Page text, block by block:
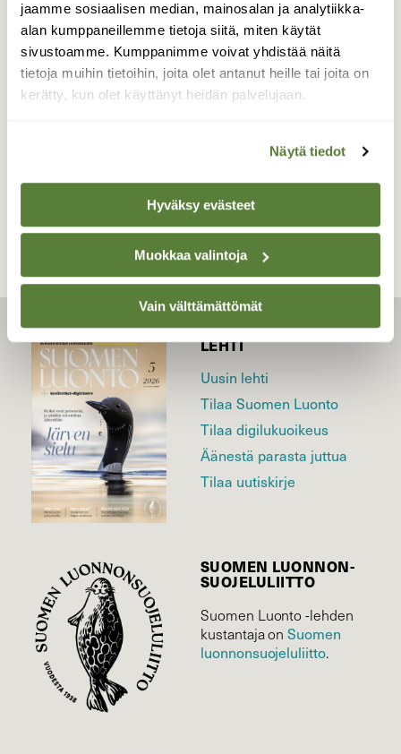
jaamme sosiaalisen median, mainosalan ja analytiikka-
alan kumppaneillemme tietoja siitä, miten käytät
sivustoamme. Kumppanimme voivat yhdistää näitä
tietoja muihin tietoihin, joita olet antanut heille tai joita on
kerätty, kun olet käyttänyt heidän palvelujaan.
Näytä tiedot
Hyväksy evästeet
Muokkaa valintoja
Vain välttämättömät
Vesipisarat aidalla
Vastavalossa on tunnelmaa
Valokuvaaja: Berndt Hannelius, Vantaa 24,11,2021
LEHTI
Uusin lehti
Tilaa Suomen Luonto
Tilaa digilukuoikeus
Äänestä parasta juttua
Tilaa uutiskirje
SUOMEN LUONNON­
SUOJELU­LIITTO
Suomen Luonto -lehden
kustantaja onSuomen
luonnonsuojelu­liitto.